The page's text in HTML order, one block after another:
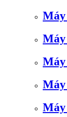
Máy
Máy
Máy
Máy